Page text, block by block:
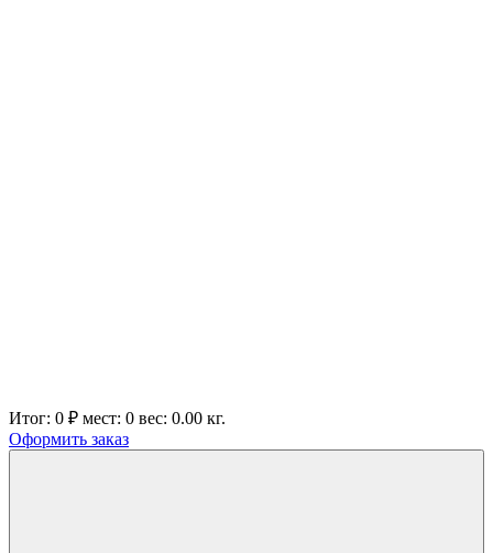
Итог: 0 ₽ мест: 0 вес: 0.00 кг.
Оформить заказ